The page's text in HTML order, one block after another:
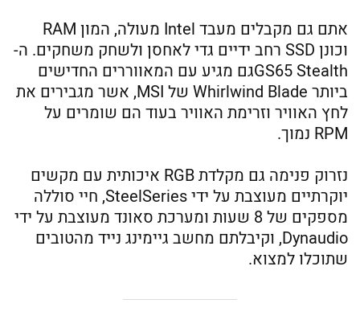
אתם גם מקבלים מעבד Intel מעולה, המון RAM
וכונן SSD רחב ידיים גדי לאחסן ולשחק משחקים. ה-
GS65 Stealthגם מגיע עם המאווררים החדישים
ביותר Whirlwind Blade של MSI, אשר מגבירים את
לחץ האוויר וזרימת האוויר בעוד הם שומרים על
RPM נמוך.
נזרוק פנימה גם מקלדת RGB איכותית עם מקשים
יוקרתיים מעוצבת על ידי SteelSeries, חיי סוללה
מספקים של 8 שעות ומערכת סאונד מעוצבת על ידי
Dynaudio, וקיבלתם מחשב גיימינג נייד מהטובים
שתוכלו למצוא.